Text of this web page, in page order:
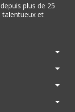
plus de 25
talentueux et
arrow_drop_down
arrow_drop_down
arrow_drop_down
arrow_drop_down